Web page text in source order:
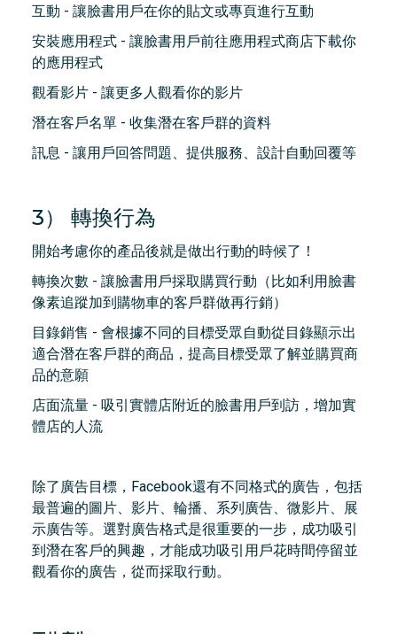
互動 - 讓臉書用戶在你的貼文或專頁進行互動
安裝應用程式 - 讓臉書用戶前往應用程式商店下載你
的應用程式
觀看影片 - 讓更多人觀看你的影片
潛在客戶名單 - 收集潛在客戶群的資料
訊息 - 讓用戶回答問題、提供服務、設計自動回覆等
3） 轉換行為
開始考慮你的產品後就是做出行動的時候了！
轉換次數 - 讓臉書用戶採取購買行動（比如利用臉書
像素追蹤加到購物車的客戶群做再行銷）
目錄銷售 - 會根據不同的目標受眾自動從目錄顯示出
適合潛在客戶群的商品，提高目標受眾了解並購買商
品的意願
店面流量 - 吸引實體店附近的臉書用戶到訪，增加實
體店的人流
除了廣告目標，Facebook還有不同格式的廣告，包括
最普遍的圖片、影片、輪播、系列廣告、微影片、展
示廣告等。選對廣告格式是很重要的一步，成功吸引
到潛在客戶的興趣，才能成功吸引用戶花時間停留並
觀看你的廣告，從而採取行動。